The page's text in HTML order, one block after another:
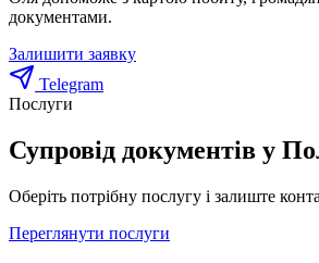
документами.
Залишити заявку
Telegram
Послуги
Супровід документів у
Оберіть потрібну послугу і залиште
Переглянути послуги